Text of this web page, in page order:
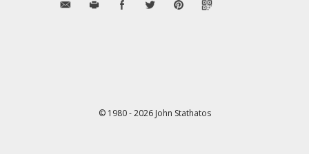
© 1980 - 2026 John Stathatos